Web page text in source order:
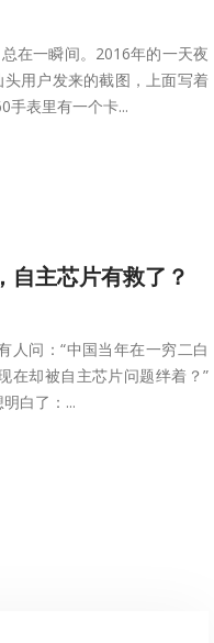
在一瞬间。2016年的一天夜
用户发来的截图，上面写着
手表里有一个卡...
自主芯片有救了？
人问：“中国当年在一穷二白
在却被自主芯片问题绊着？”
白了：...